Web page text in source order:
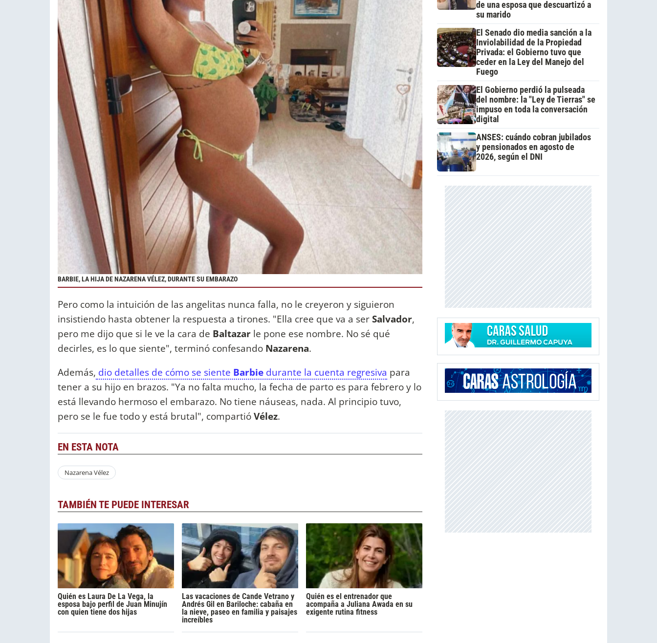
BARBIE, LA HIJA DE NAZARENA VÉLEZ, DURANTE SU EMBARAZO
Pero como la intuición de las angelitas nunca falla, no le creyeron y siguieron
insistiendo hasta obtener la respuesta a tirones. "Ella cree que va a serSalvador,
pero me dijo que si le ve la cara de Baltazar le pone ese nombre. No sé qué
decirles, es lo que siente", terminó confesando Nazarena.
Además, dio detalles de cómo se siente Barbie durante la cuenta regresiva para
tener a su hijo en brazos. "Ya no falta mucho, la fecha de parto es para febrero y lo
está llevando hermoso el embarazo. No tiene náuseas, nada. Al principio tuvo,
pero se le fue todo y está brutal", compartióVélez.
EN ESTA NOTA
Nazarena Vélez
TAMBIÉN TE PUEDE INTERESAR
Quién es Laura De La Vega, la
esposa bajo perfil de Juan Minujín
con quien tiene dos hijas
Las vacaciones de Cande Vetrano y
Andrés Gil en Bariloche: cabaña en
la nieve, paseo en familia y paisajes
increíbles
Quién es el entrenador que
acompaña a Juliana Awada en su
exigente rutina fitness
de una esposa que descuartizó a
su marido
El Senado dio media sanción a la
Inviolabilidad de la Propiedad
Privada: el Gobierno tuvo que
ceder en la Ley del Manejo del
Fuego
El Gobierno perdió la pulseada
del nombre: la "Ley de Tierras" se
impuso en toda la conversación
digital
ANSES: cuándo cobran jubilados
y pensionados en agosto de
2026, según el DNI